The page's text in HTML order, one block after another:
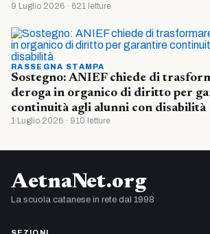
9 Luglio 2026 · 621 letture
RASSEGNA STAMPA
Sostegno: ANIEF chiede di
deroga in organico di diritto per
continuità agli alunni con disabilità
1 Luglio 2026 · 910 letture
AetnaNet.org
La scuola catanese in rete dal 1998